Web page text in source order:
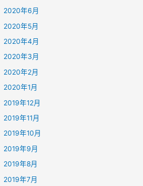
2020年6月
2020年5月
2020年4月
2020年3月
2020年2月
2020年1月
2019年12月
2019年11月
2019年10月
2019年9月
2019年8月
2019年7月